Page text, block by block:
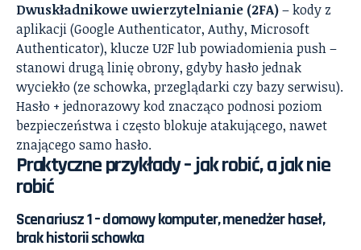
Dwuskładnikowe uwierzytelnianie (2FA)– kody z
aplikacji (Google Authenticator, Authy, Microsoft
Authenticator), klucze U2F lub powiadomienia push –
stanowi drugą linię obrony, gdyby hasło jednak
wyciekło (ze schowka, przeglądarki czy bazy serwisu).
Hasło + jednorazowy kod znacząco podnosi poziom
bezpieczeństwa i często blokuje atakującego, nawet
znającego samo hasło.
Praktyczne przykłady – jak robić, a jak nie
robić
Scenariusz 1 – domowy komputer, menedżer haseł,
brak historii schowka